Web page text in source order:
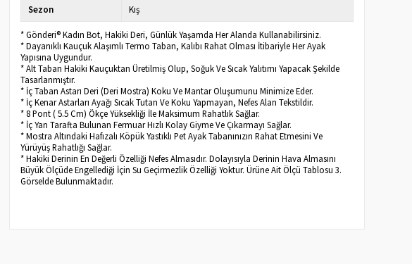
Sezon
Kış
* Gönderi® Kadın Bot, Hakiki Deri, Günlük Yaşamda Her Alanda Kullanabilirsiniz.
* Dayanıklı Kauçuk Alaşımlı Termo Taban, Kalıbı Rahat Olması İtibariyle Her Ayak
Yapısına Uygundur.
* Alt Taban Hakiki Kauçuktan Üretilmiş Olup, Soğuk Ve Sıcak Yalıtımı Yapacak Şekilde
Tasarlanmıştır.
* İç Taban Astarı Deri (Deri Mostra) Koku Ve Mantar Oluşumunu Minimize Eder.
* İç Kenar Astarları Ayağı Sıcak Tutan Ve Koku Yapmayan, Nefes Alan Tekstildir.
* 8 Pont ( 5.5 Cm) Ökçe Yüksekliği İle Maksimum Rahatlık Sağlar.
* İç Yan Tarafta Bulunan Fermuar Hızlı Kolay Giyme Ve Çıkarmayı Sağlar.
* Mostra Altındaki Hafızalı Köpük Yastıklı Pet Ayak Tabanınızın Rahat Etmesini Ve
Yürüyüş Rahatlığı Sağlar.
* Hakiki Derinin En Değerli Özelliği Nefes Almasıdır. Dolayısıyla Derinin Hava Almasını
Büyük Ölçüde Engellediği İçin Su Geçirmezlik Özelliği Yoktur. Ürüne Ait Ölçü Tablosu 3.
Görselde Bulunmaktadır.